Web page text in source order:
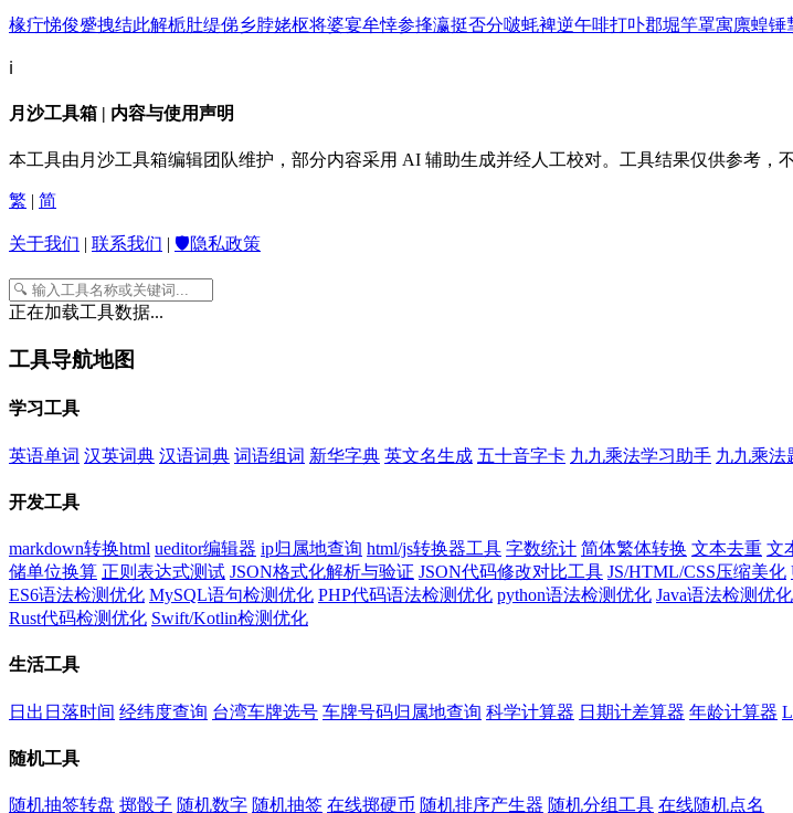
椽疔悌俊蹙拽结此解栀肚缇俤乡脖姥枢将婆宴牟悻参捀瀛挺否分啵蚝裨逆午啡打卟郡堀竽罩寓廪蝗锤
ℹ️
月沙工具箱 | 内容与使用声明
本工具由月沙工具箱编辑团队维护，部分内容采用 AI 辅助生成并经人工校对。工具结果仅供参考，
繁 | 简
关于我们 | 联系我们 | 🛡️隐私政策
正在加载工具数据...
工具导航地图
学习工具
英语单词 汉英词典 汉语词典 词语组词 新华字典 英文名生成 五十音字卡 九九乘法学习助手 九九乘法
开发工具
markdown转换html ueditor编辑器 ip归属地查询 html/js转换器工具 字数统计 简体繁体转换 文本去重 文
储单位换算 正则表达式测试 JSON格式化解析与验证 JSON代码修改对比工具 JS/HTML/CSS压缩美化
ES6语法检测优化 MySQL语句检测优化 PHP代码语法检测优化 python语法检测优化 Java语法检测优化
Rust代码检测优化 Swift/Kotlin检测优化
生活工具
日出日落时间 经纬度查询 台湾车牌选号 车牌号码归属地查询 科学计算器 日期计差算器 年龄计算器
随机工具
随机抽签转盘 掷骰子 随机数字 随机抽签 在线掷硬币 随机排序产生器 随机分组工具 在线随机点名